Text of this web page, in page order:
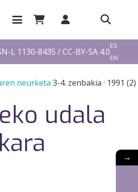
L 1130-8435 / CC-BY-SA 4.0
ES
EN
neurketa 3-4. zenbakia · 1991 (2)
udala
→